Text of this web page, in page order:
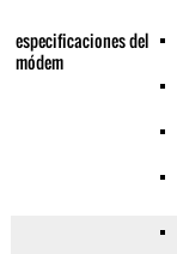
especificaciones del
módem